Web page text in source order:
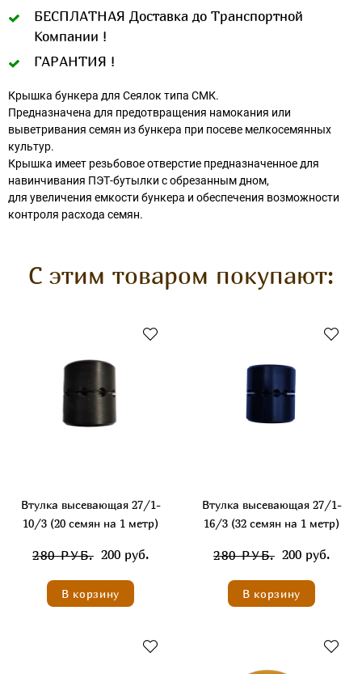
БЕСПЛАТНАЯ Доставка до Транспортной
Компании !
ГАРАНТИЯ !
Крышка бункера для Сеялок типа СМК.
Предназначена для предотвращения намокания или
выветривания семян из бункера при посеве мелкосемянных
культур.
Крышка имеет резьбовое отверстие предназначенное для
навинчивания ПЭТ-бутылки с обрезанным дном,
для увеличения емкости бункера и обеспечения возможности
контроля расхода семян.
С этим товаром покупают:
Втулка высевающая 27/1-
10/3 (20 семян на 1 метр)
280 РУБ. 200 руб.
В корзину
Втулка высевающая 27/1-
16/3 (32 семян на 1 метр)
280 РУБ. 200 руб.
В корзину